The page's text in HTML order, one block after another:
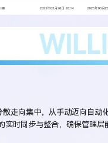
走向集中，从手动迈向自
实时同步与整合，确保管理